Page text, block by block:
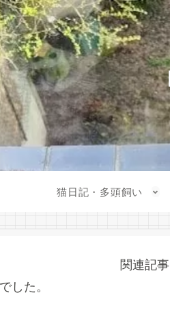
猫日記・多頭飼い
関連記事
した。